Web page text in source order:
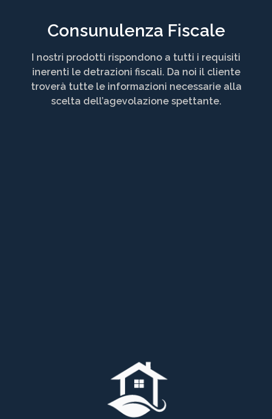
Consunulenza Fiscale
I nostri prodotti rispondono a tutti i requisiti
inerenti le detrazioni fiscali. Da noi il cliente
troverà tutte le informazioni necessarie alla
scelta dell’agevolazione spettante.